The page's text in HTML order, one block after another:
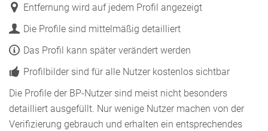
Entfernung wird auf jedem Profil angezeigt
Die Profile sind mittelmäßig detailliert
Das Profil kann später verändert werden
Profilbilder sind für alle Nutzer kostenlos sichtbar
Die Profile der BP-Nutzer sind meist nicht besonders
detailliert ausgefüllt. Nur wenige Nutzer machen von der
Verifizierung gebrauch und erhalten ein entsprechendes